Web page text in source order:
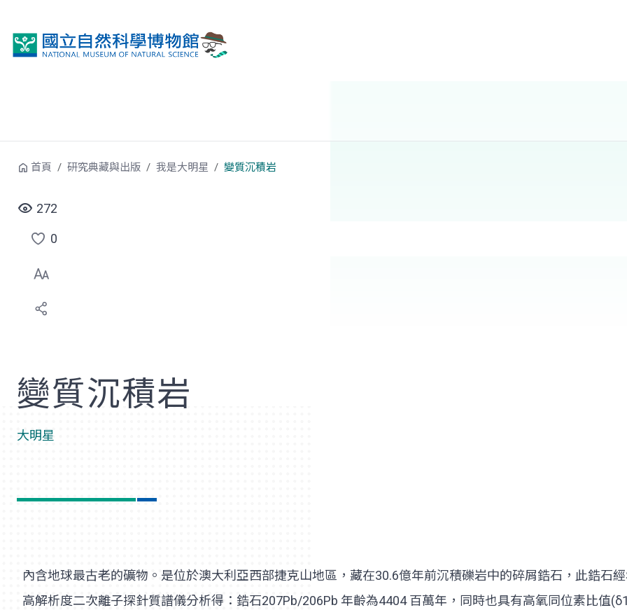
首頁 研究典藏與出版 我是大明星 變質沉積岩
272
點
選
喜
0
變質沉積岩
大明星
內含地球最古老的礦物。是位於澳大利亞西部捷克山地區，藏在30.6億年前沉積礫岩中的碎屑鋯石，此鋯石
高解析度二次離子探針質譜儀分析得：鋯石207Pb/206Pb 年齡為4404 百萬年，同時也具有高氧同位素比值